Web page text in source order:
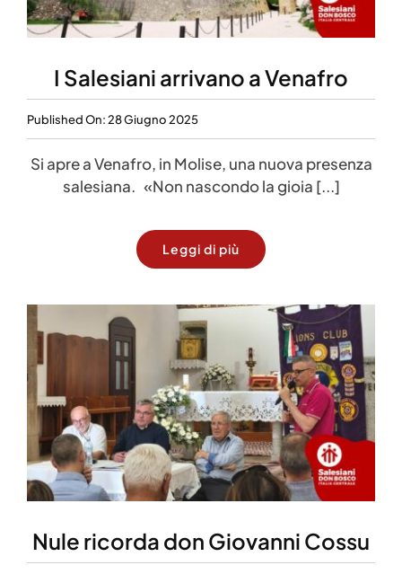
I Salesiani arrivano a Venafro
Published On: 28 Giugno 2025
Si apre a Venafro, in Molise, una nuova presenza
salesiana. «Non nascondo la gioia [...]
Leggi di più
Nule ricorda don Giovanni Cossu